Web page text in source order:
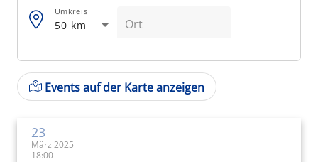
50 km
Umkreis
Events auf der Karte anzeigen
23
März 2025
18:00